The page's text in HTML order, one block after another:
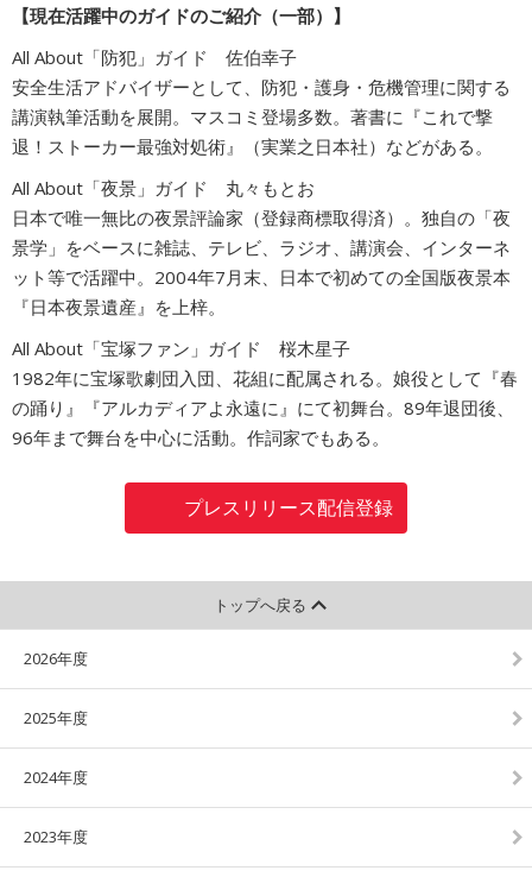
【現在活躍中のガイドのご紹介（一部）】
All About「防犯」ガイド 佐伯幸子
安全生活アドバイザーとして、防犯・護身・危機管理に関する
講演執筆活動を展開。マスコミ登場多数。著書に『これで撃
退！ストーカー最強対処術』（実業之日本社）などがある。
All About「夜景」ガイド 丸々もとお
日本で唯一無比の夜景評論家（登録商標取得済）。独自の「夜
景学」をベースに雑誌、テレビ、ラジオ、講演会、インターネ
ット等で活躍中。2004年7月末、日本で初めての全国版夜景本
『日本夜景遺産』を上梓。
All About「宝塚ファン」ガイド 桜木星子
1982年に宝塚歌劇団入団、花組に配属される。娘役として『春
の踊り』『アルカディアよ永遠に』にて初舞台。89年退団後、
96年まで舞台を中心に活動。作詞家でもある。
プレスリリース配信登録
トップへ戻る
2026年度
2025年度
2024年度
2023年度